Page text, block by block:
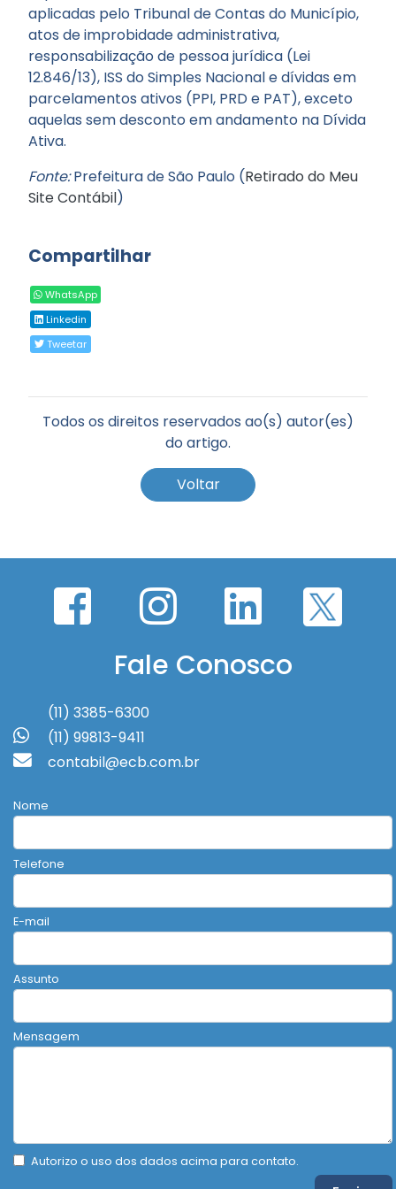
aplicadas pelo Tribunal de Contas do Município,
atos de improbidade administrativa,
responsabilização de pessoa jurídica (Lei
12.846/13), ISS do Simples Nacional e dívidas em
parcelamentos ativos (PPI, PRD e PAT), exceto
aquelas sem desconto em andamento na Dívida
Ativa.
Fonte:Prefeitura de São Paulo (Retirado do Meu
Site Contábil)
Compartilhar
WhatsApp
Linkedin
Tweetar
Todos os direitos reservados ao(s) autor(es)
do artigo.
Voltar
Fale Conosco
(11) 3385-6300
(11) 99813-9411
contabil@ecb.com.br
Nome
Telefone
E-mail
Assunto
Mensagem
Autorizo o uso dos dados acima para contato.